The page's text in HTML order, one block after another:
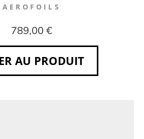
AEROFOILS
789,00 €
AU PRODUIT